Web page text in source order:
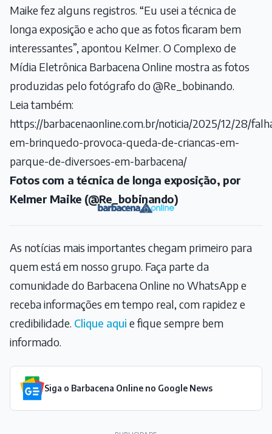
Maike fez alguns registros. “Eu usei a técnica de
longa exposição e acho que as fotos ficaram bem
interessantes”, apontou Kelmer. O Complexo de
Mídia Eletrônica Barbacena Online mostra as fotos
produzidas pelo fotógrafo do @Re_bobinando.
Leia também:
https://barbacenaonline.com.br/noticia/2025/12/28/
em-brinquedo-provoca-queda-de-criancas-em-
parque-de-diversoes-em-barbacena/
Fotos com a técnica de longa exposição, por
Kelmer Maike (@Re_bobinando)
As notícias mais importantes chegam primeiro para
quem está em nosso grupo. Faça parte da
comunidade do Barbacena Online no WhatsApp e
receba informações em tempo real, com rapidez e
credibilidade. Clique aqui e fique sempre bem
informado.
Siga o Barbacena Online no Google News